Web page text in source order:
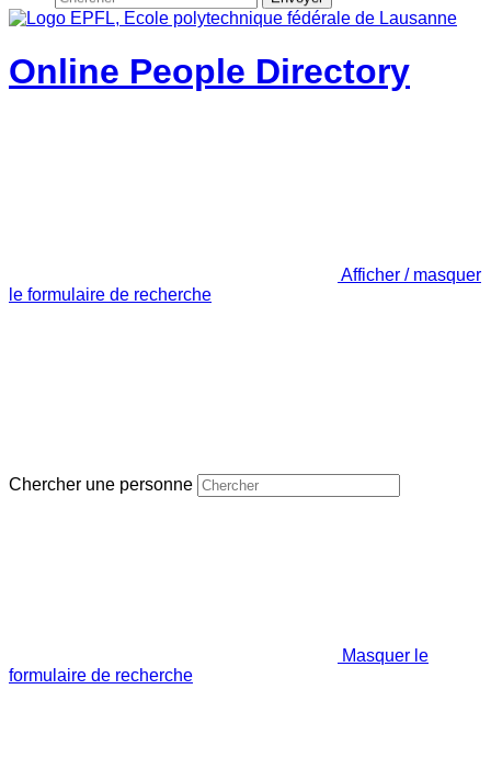
Online People Directory
Afficher / masquer
le formulaire de recherche
Chercher une personne
Masquer le
formulaire de recherche